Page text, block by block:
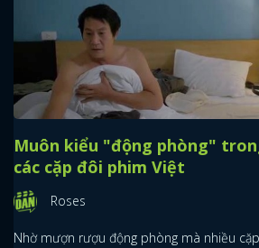
Muôn kiểu "động phòng"
các cặp đôi phim Việt
Roses
Nhờ mượn rượu động phòng mà nhiều